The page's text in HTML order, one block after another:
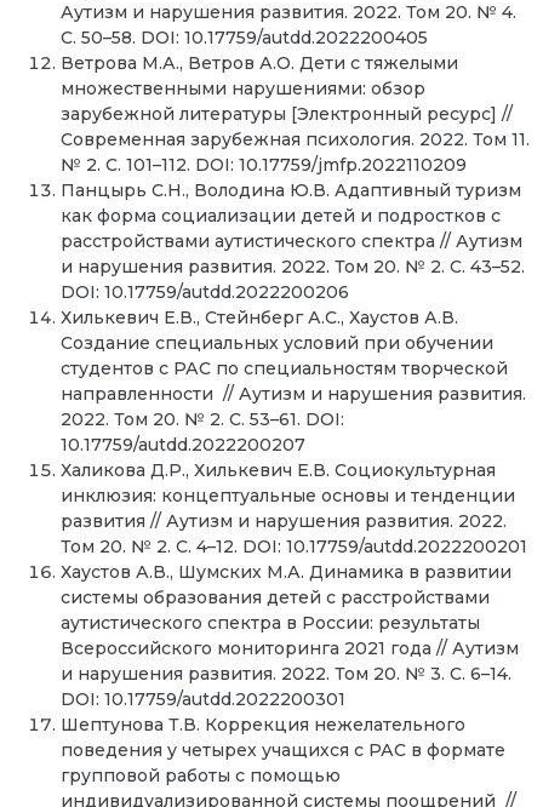
Аутизм и нарушения развития. 2022. Том 20. № 4.
С. 50–58. DOI: 10.17759/autdd.2022200405
Ветрова М.А., Ветров А.О. Дети с тяжелыми
множественными нарушениями: обзор
зарубежной литературы [Электронный ресурс] //
Современная зарубежная психология. 2022. Том 11.
№ 2. С. 101–112. DOI: 10.17759/jmfp.2022110209
Панцырь С.Н., Володина Ю.В. Адаптивный туризм
как форма социализации детей и подростков с
расстройствами аутистического спектра // Аутизм
и нарушения развития. 2022. Том 20. № 2. С. 43–52.
DOI: 10.17759/autdd.2022200206
Хилькевич Е.В., Стейнберг А.С., Хаустов А.В.
Создание специальных условий при обучении
студентов с РАС по специальностям творческой
направленности // Аутизм и нарушения развития.
2022. Том 20. № 2. С. 53–61. DOI:
10.17759/autdd.2022200207
Халикова Д.Р., Хилькевич Е.В. Социокультурная
инклюзия: концептуальные основы и тенденции
развития // Аутизм и нарушения развития. 2022.
Том 20. № 2. С. 4–12. DOI: 10.17759/autdd.2022200201
Хаустов А.В., Шумских М.А. Динамика в развитии
системы образования детей с расстройствами
аутистического спектра в России: результаты
Всероссийского мониторинга 2021 года // Аутизм
и нарушения развития. 2022. Том 20. № 3. С. 6–14.
DOI: 10.17759/autdd.2022200301
Шептунова Т.В. Коррекция нежелательного
поведения у четырех учащихся с РАС в формате
групповой работы с помощью
индивидуализированной системы поощрений //